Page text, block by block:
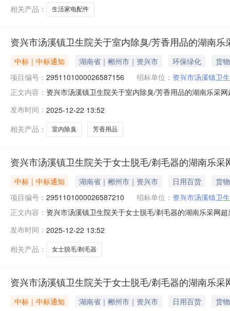
相关产品：
生活家电配件
资兴市汤溪镇卫生院关于室内除臭/芳香用品的湖南
中标｜中标通知 湖南省｜郴州市｜资兴市 环保绿化
货物
项目编号： 2951101000026587156 招标单位： 资兴市汤溪镇卫
正文内容： 资兴市汤溪镇卫生院关于室内除臭/芳香用品的湖南乐采
报价起止时间：-二、采购单位信息采购单位名称：资兴
发布时间： 2025-12-22 13:52
相关产品：
室内除臭 芳香用品
资兴市汤溪镇卫生院关于女士脱毛/剃毛器的湖南乐采
中标｜中标通知 湖南省｜郴州市｜资兴市 日用百货
货物
项目编号： 2951101000026587210 招标单位： 资兴市汤溪镇卫
正文内容： 资兴市汤溪镇卫生院关于女士脱毛/剃毛器的湖南乐采网
起止时间：-二、采购单位信息采购单位名称：资兴市汤
发布时间： 2025-12-22 13:52
相关产品：
女士脱毛/剃毛器
资兴市汤溪镇卫生院关于女士脱毛/剃毛器的湖南乐采
中标｜中标通知 湖南省｜郴州市｜资兴市 日用百货
货物